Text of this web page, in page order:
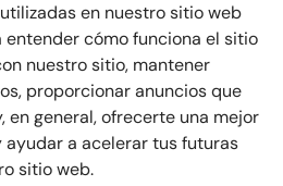
en nuestro sitio web
cómo funciona el sitio
nuestro sitio, mantener
proporcionar anuncios que
en general, ofrecerte una mejor
a acelerar tus futuras
sitio web.